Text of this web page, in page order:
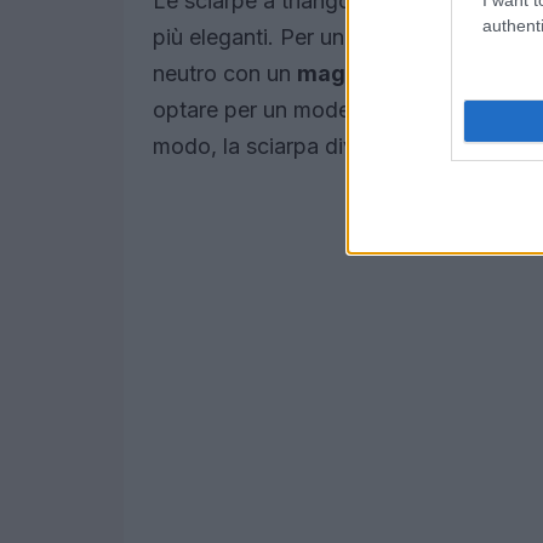
più eleganti. Per un’uscita informale,
neutro con un maglione oversize
optare per un modello in cashmere
modo, la sciarpa diventa il pezzo